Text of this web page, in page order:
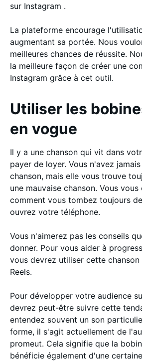
sur Instagram .
La plateforme encourage
augmentant sa portée. Nous
meilleures chances de réussite.
la meilleure façon de créer une
Instagram grâce à cet outil.
Utiliser les
en vogue
Il y a une chanson qui vit dans
payer de loyer. Vous n'avez
chanson, mais elle vous trouve
une mauvaise chanson. Vous
comment vous tombez toujours
ouvrez votre téléphone.
Vous n'aimerez pas les conseils
donner. Pour vous aider à
vous devrez utiliser cette
Reels.
Pour développer votre audience
devrez peut-être suivre cette
entendez souvent un son
forme, il s'agit actuellement de
promeut. Cela signifie que la
bénéficie également d'une